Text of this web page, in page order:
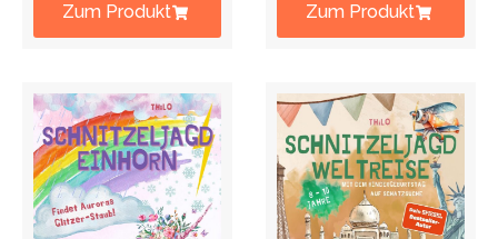
Zum Produkt Zum Produkt